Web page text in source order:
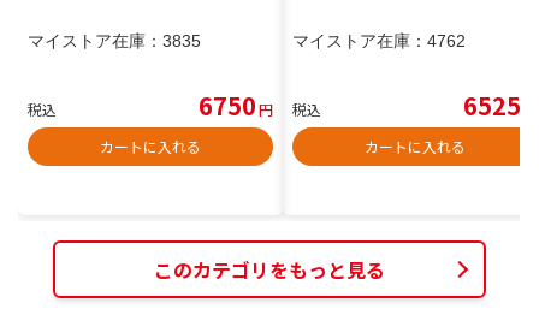
マイストア在庫： 3835
税込 6750円
カートに入れる
マイストア在庫： 4762
税込 6525
カートに入れる
このカテゴリをもっと見る